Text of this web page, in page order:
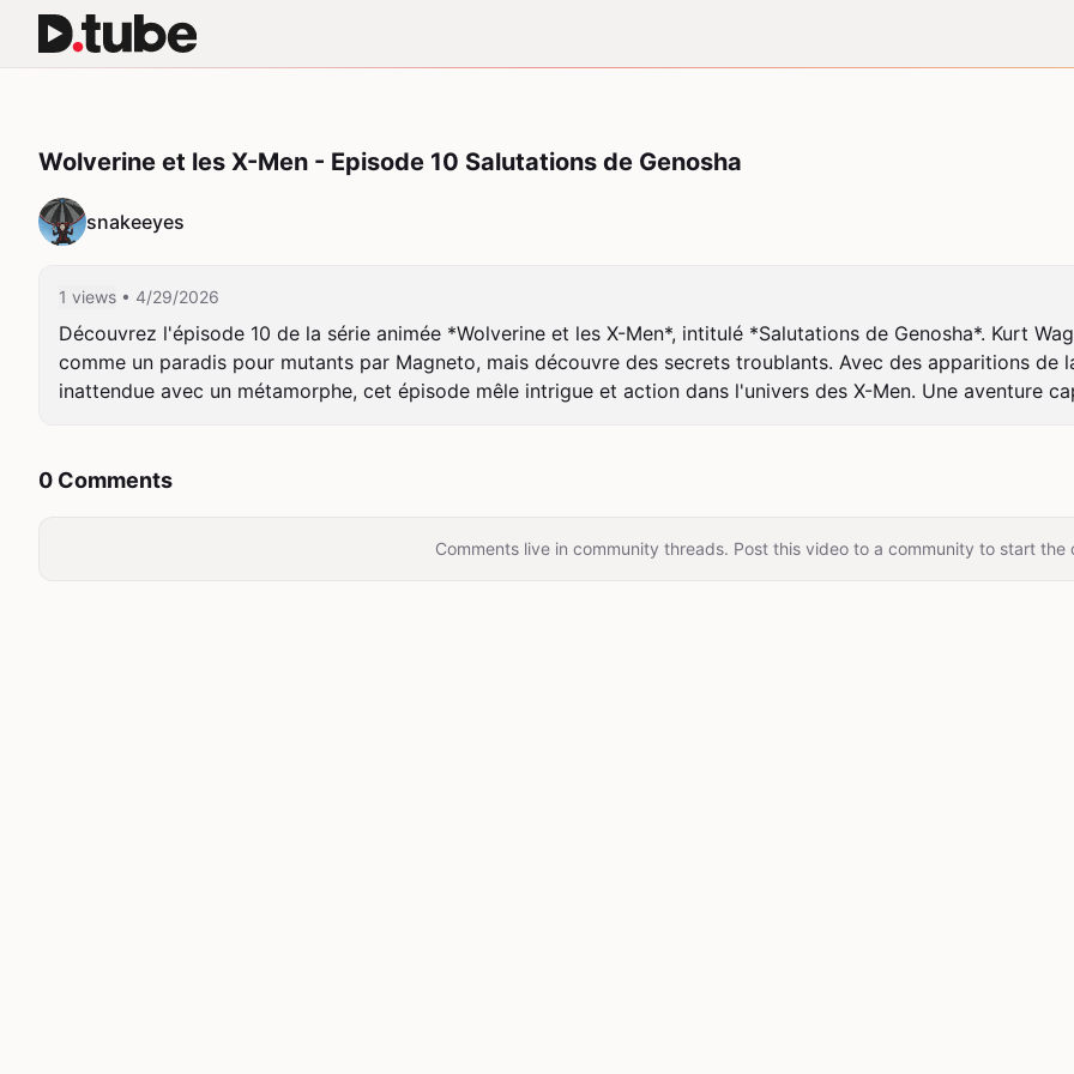
Wolverine et les X-Men - Episode 10 Salutations de Genosha
snakeeyes
1 views • 4/29/2026
Découvrez l'épisode 10 de la série animée *Wolverine et les X-Men*, intitulé *Salutations de Genosha*. Kurt
comme un paradis pour mutants par Magneto, mais découvre des secrets troublants. Avec des apparitions de
inattendue avec un métamorphe, cet épisode mêle intrigue et action dans l'univers des X-Men. Une aventure
0 Comments
Comments live in community threads. Post this video to a community to start the